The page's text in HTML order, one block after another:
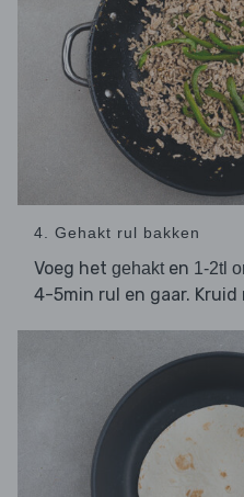
4. Gehakt rul bakken
Voeg het gehakt en 1-2tl
4-5min rul en gaar.